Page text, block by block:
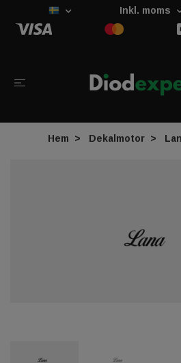
Inkl. moms
Hem Dekalmotor